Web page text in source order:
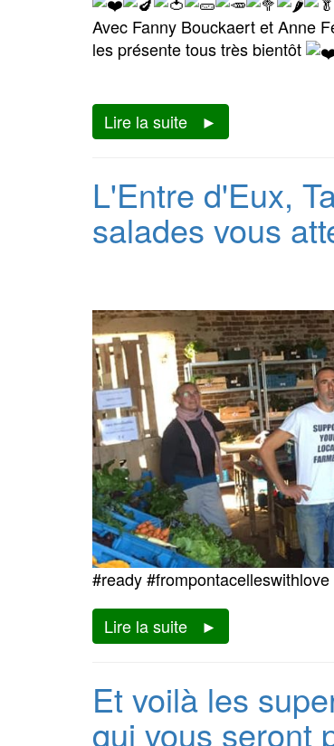
Avec Fanny Bouckaert et Anne
les présente tous très bientôt
Lire la suite
L'Entre d'Eux,
salades vous
#ready #frompontacelleswithlove
Lire la suite
Et voilà les
qui vous seront